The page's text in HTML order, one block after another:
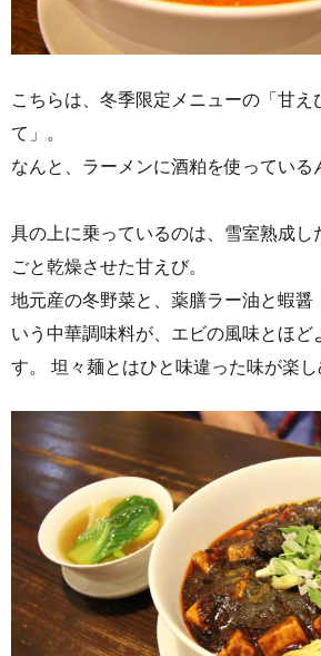
こちらは、冬季限定メニューの「甘え
て」。
なんと、ラーメンに酒粕を使っている
具の上に乗っているのは、雪室熟成し
ごと乾燥させた甘えび。
地元産の冬野菜と、薬膳ラー油と蝦醤
いう中華調味料が、エビの風味とほど
す。 坦々麺とはひと味違った味が楽し